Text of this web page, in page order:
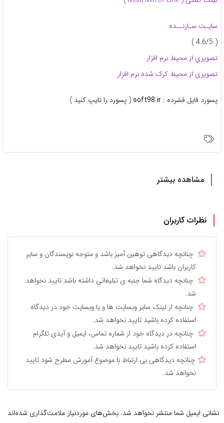
سایـت سـازنــده
( 4.6/5 )
تصويري از محيط نرم افزار
تصویری از محیط کرک شده نرم افزار
پسورد فايل فشرده : soft98.ir( پسورد را تايپ کنيد )
مشاهده بیشتر
نظرات کاربران
چنانچه دیدگاهی توهین آمیز باشد و متوجه نویسندگان و سایر
کاربران باشد تایید نخواهد شد.
چنانچه دیدگاه شما جنبه ی تبلیغاتی داشته باشد تایید نخواهد
شد.
چنانچه از لینک سایر وبسایت ها و یا وبسایت خود در دیدگاه
استفاده کرده باشید تایید نخواهد شد.
چنانچه در دیدگاه خود از شماره تماس، ایمیل و آیدی تلگرام
استفاده کرده باشید تایید نخواهد شد.
چنانچه دیدگاهی بی ارتباط با موضوع آموزش مطرح شود تایید
نخواهد شد.
نشانی ایمیل شما منتشر نخواهد شد. بخش‌های موردنیاز علامت‌گذاری شده‌اند